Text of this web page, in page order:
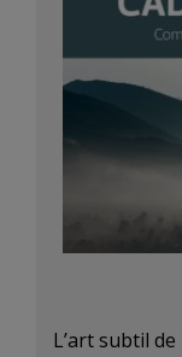
L’art subtil